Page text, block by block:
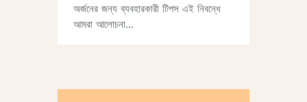
অর্জনের জন্য ব্যবহারকারী টিপস এই নিবন্ধে
আমরা আলোচনা…